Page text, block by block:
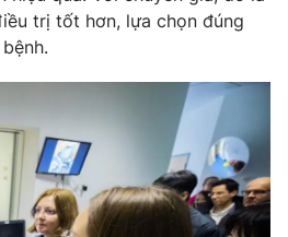
trị tốt hơn, lựa chọn đúng